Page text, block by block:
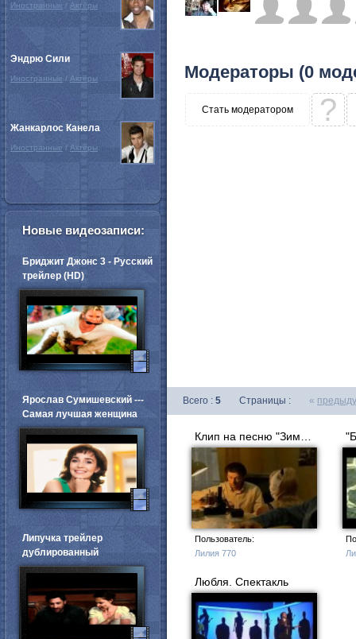
Модераторы (0
Стать модератором ?
Всего : 5 Страницы : «
Пользователь:
Лилия 770
Любля. Спектакль
Иностранные / Актёры
Эндрю Сили
Иностранные / Актёры
Жанкарлос Канела
Иностранные / Актёры
Новые видеозаписи:
Бриджит Джонс 3 - Русский
трейлер (HD)
Ярослав Сумишевский ---
Самая лучшая женщина
Липучка трейлер
дублированный